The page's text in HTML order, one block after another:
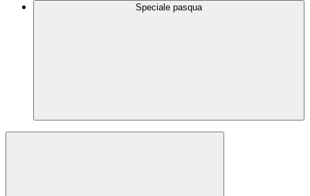
Speciale pasqua